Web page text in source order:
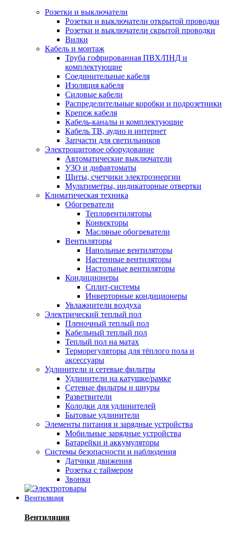
Розетки и выключатели
Розетки и выключатели открытой проводки
Розетки и выключатели скрытой проводки
Вилки
Кабель и монтаж
Труба гофрированная ПВХ/ПНД и
комплектующие
Соединительные кабеля
Изоляция кабеля
Силовые кабели
Распределительные коробки и подрозетники
Крепеж кабеля
Кабель-каналы и комплектующие
Кабель ТВ, аудио и интернет
Запчасти для светильников
Электрощитовое оборудование
Автоматические выключатели
УЗО и дифавтоматы
Щиты, счетчики электроэнергии
Мультиметры, индикаторные отвертки
Климатическая техника
Обогреватели
Тепловентиляторы
Конвекторы
Масляные обогреватели
Вентиляторы
Напольные вентиляторы
Настенные вентиляторы
Настольные вентиляторы
Кондиционеры
Сплит-системы
Инверторные кондиционеры
Увлажнители воздуха
Электрический теплый пол
Пленочный теплый пол
Кабельный теплый пол
Теплый пол на матах
Терморегуляторы для тёплого пола и
аксессуары
Удлинители и сетевые фильтры
Удлинители на катушке/рамке
Сетевые фильтры и шнуры
Разветвители
Колодки для удлинителей
Бытовые удлинители
Элементы питания и зарядные устройства
Мобильные зарядные устройства
Батарейки и аккумуляторы
Системы безопасности и наблюдения
Датчики движения
Розетка с таймером
Звонки
Вентиляция
Вентиляция